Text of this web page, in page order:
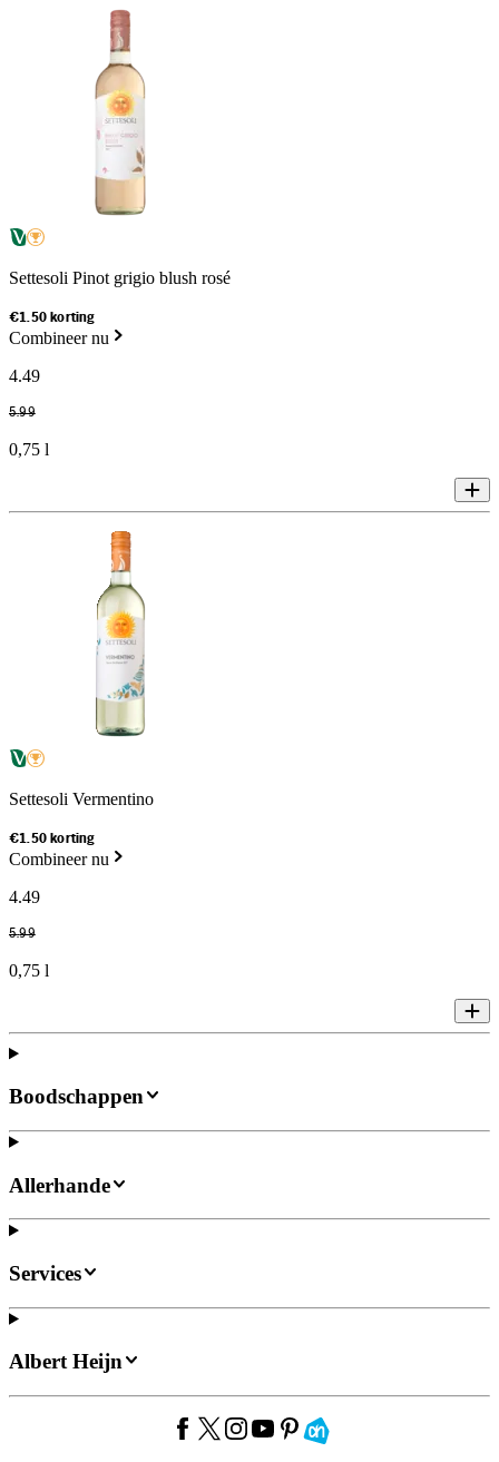
Settesoli Pinot grigio blush rosé
€1.50 korting
Combineer nu
4.49
5.99
0,75 l
Settesoli Vermentino
€1.50 korting
Combineer nu
4.49
5.99
0,75 l
Boodschappen
Allerhande
Services
Albert Heijn